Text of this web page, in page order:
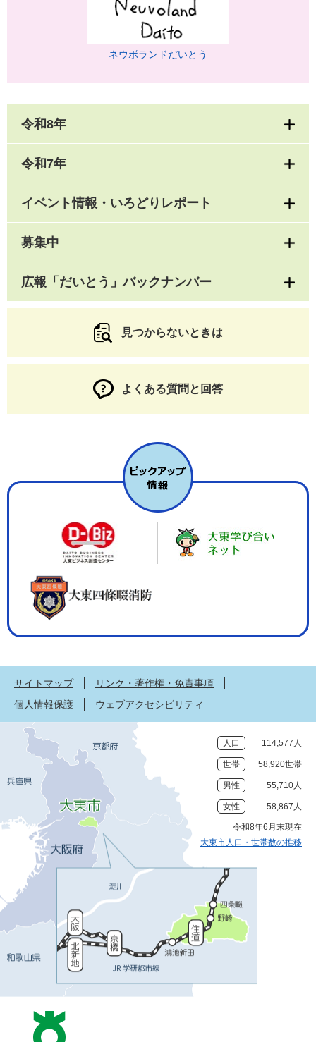
ネウボランドだいとう
令和8年
令和7年
イベント情報・いろどりレポート
募集中
広報「だいとう」バックナンバー
見つからないときは
よくある質問と回答
サイトマップ
リンク・著作権・免責事項
個人情報保護
ウェブアクセシビリティ
人口 114,577人
世帯 58,920世帯
男性 55,710人
女性 58,867人
令和8年6月末現在
大東市人口・世帯数の推移